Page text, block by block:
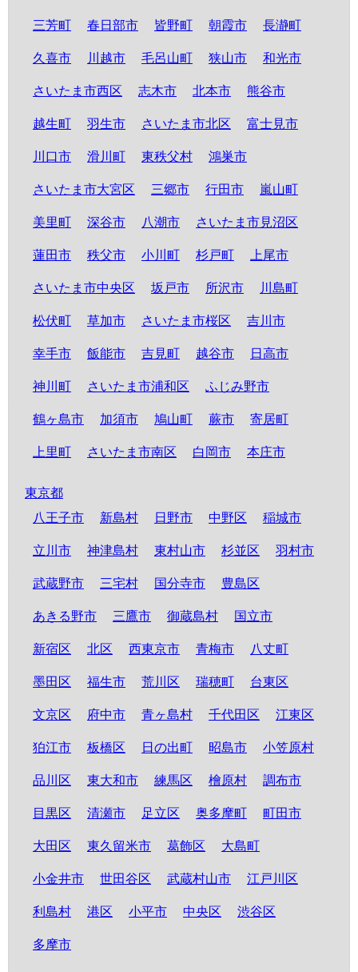
三芳町 春日部市 皆野町 朝霞市 長瀞町
久喜市 川越市 毛呂山町 狭山市 和光市
さいたま市西区 志木市 北本市 熊谷市
越生町 羽生市 さいたま市北区 富士見市
川口市 滑川町 東秩父村 鴻巣市
さいたま市大宮区 三郷市 行田市 嵐山町
美里町 深谷市 八潮市 さいたま市見沼区
蓮田市 秩父市 小川町 杉戸町 上尾市
さいたま市中央区 坂戸市 所沢市 川島町
松伏町 草加市 さいたま市桜区 吉川市
幸手市 飯能市 吉見町 越谷市 日高市
神川町 さいたま市浦和区 ふじみ野市
鶴ヶ島市 加須市 鳩山町 蕨市 寄居町
上里町 さいたま市南区 白岡市 本庄市
東京都
八王子市
新島村 日野市 中野区 稲城市
立川市 神津島村 東村山市 杉並区 羽村市
武蔵野市 三宅村 国分寺市 豊島区
あきる野市 三鷹市 御蔵島村 国立市
新宿区 北区 西東京市 青梅市 八丈町
墨田区 福生市 荒川区 瑞穂町 台東区
文京区 府中市 青ヶ島村 千代田区 江東区
狛江市 板橋区 日の出町 昭島市 小笠原村
品川区 東大和市 練馬区 檜原村 調布市
目黒区 清瀬市 足立区 奥多摩町 町田市
大田区 東久留米市 葛飾区 大島町
小金井市 世田谷区 武蔵村山市 江戸川区
利島村 港区 小平市 中央区 渋谷区
多摩市